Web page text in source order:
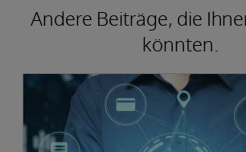
Andere Beiträge, die
könnten.